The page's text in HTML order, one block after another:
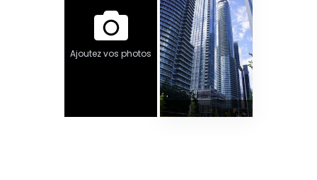
Ajoutez vos photos